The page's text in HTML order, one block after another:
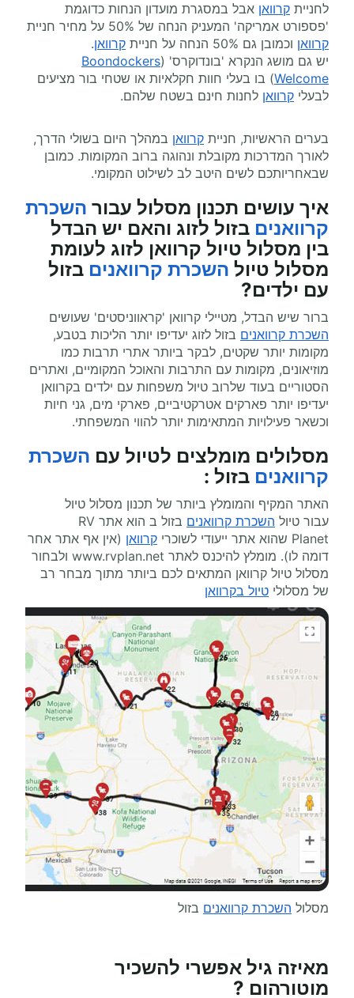
לחניית קרוואן אבל במסגרת מועדון הנחות כדוגמת
'פספורט אמריקה' המעניק הנחה של 50% על מחיר חניית
קרוואן וכמובן גם 50% הנחה על חניית קרוואן.
יש גם מושג הנקרא 'בונדוקרס' (Boondockers
Welcome) בו בעלי חוות חקלאיות או שטחי בור מציעים
לבעלי קרוואן לחנות חינם בשטח שלהם.
בערים הראשיות, חניית קרוואן במהלך היום בשולי הדרך,
לאורך המדרכות מקובלת ונהוגה ברוב המקומות. כמובן
שבאחריותכם לשים היטב לב לשילוט המקומי.
איך עושים תכנון מסלול עבור השכרת
קרוואנים בזול לזוג והאם יש הבדל
בין מסלול טיול קרוואן לזוג לעומת
מסלול טיול השכרת קרוואנים בזול
עם ילדים?
ברור שיש הבדל, מטיילי קרוואן 'קראווניסטים' שעושים
השכרת קרוואנים בזול לזוג יעדיפו יותר הליכות בטבע,
מקומות יותר שקטים, לבקר ביותר אתרי תרבות כמו
מוזיאונים, מקומות עם התרבות והאוכל המקומיים, ואתרים
הסטוריים בעוד שלרוב טיול משפחות עם ילדים בקרוואן
יעדיפו יותר פארקים אטרקטיביים, פארקי מים, גני חיות
וכשאר פעילויות המתאימות יותר להווי המשפחתי.
מסלולים מומלצים לטיול עם השכרת
קרוואנים בזול :
האתר המקיף והמומלץ ביותר של תכנון מסלול טיול
עבור טיול השכרת קרוואנים בזול ב הוא אתר RV
Planet שהוא אתר ייעודי לשוכרי קרוואן (אין אף אתר אחר
דומה לו). מומלץ להיכנס לאתר www.rvplan.net ולבחור
מסלול טיול קרוואן המתאים לכם ביותר מתוך מבחר רב
של מסלולי טיול בקרוואן
מסלול השכרת קרוואנים בזול
מאיזה גיל אפשרי להשכיר
מוטורהום ?